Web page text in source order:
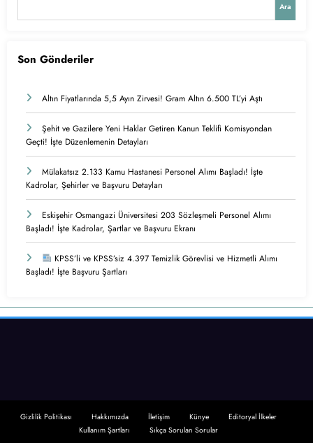
Ara
Son Gönderiler
Altın Fiyatlarında 5,5 Ayın Zirvesi! Gram Altın 6.500 TL’yi Aştı
Şehit ve Gazilere Yeni Haklar Getiren Kanun Teklifi Komisyondan
Geçti! İşte Düzenlemenin Detayları
Mülakatsız 2.133 Kamu Hastanesi Personel Alımı Başladı! İşte
Kadrolar, Şehirler ve Başvuru Detayları
Eskişehir Osmangazi Üniversitesi 203 Sözleşmeli Personel Alımı
Başladı! İşte Kadrolar, Şartlar ve Başvuru Ekranı
KPSS’li ve KPSS’siz 4.397 Temizlik Görevlisi ve Hizmetli Alımı
Başladı! İşte Başvuru Şartları
Gizlilik Politikası Hakkımızda İletişim Künye
Editoryal İlkeler
Kullanım Şartları
Sıkça Sorulan Sorular